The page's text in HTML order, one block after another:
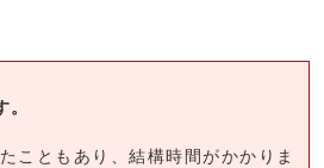
こともあり、結構時間がかかりま